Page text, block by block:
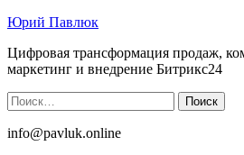
Юрий Павлюк
Цифровая трансформация продаж,
маркетинг и внедрение Битрикс24
Найти:
info@pavluk.online